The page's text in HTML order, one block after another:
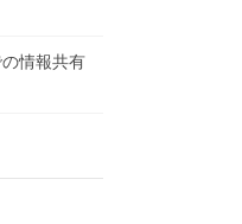
情報共有